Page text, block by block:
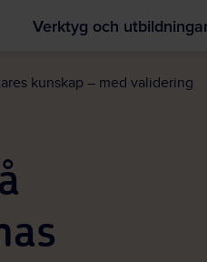
Verktyg och
kunskap – med validering